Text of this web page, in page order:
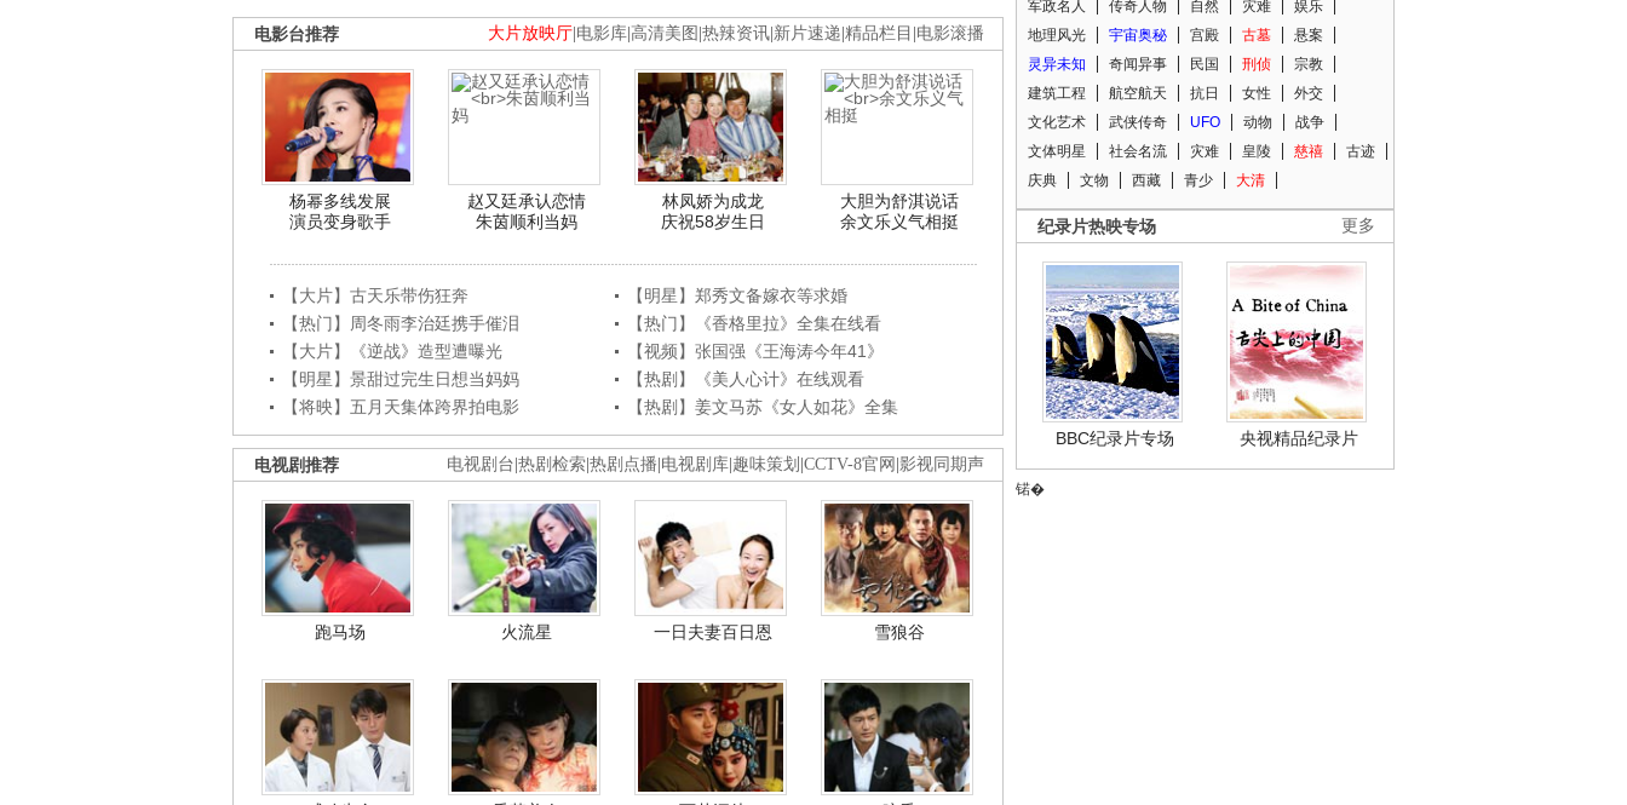
大片放映厅 电影库 高清美图 热辣资讯 新片速递 精品栏目 电影滚播
电影台推荐
杨幂多线发展
演员变身歌手
赵又廷承认恋情
朱茵顺利当妈
林凤娇为成龙
庆祝58岁生日
大胆为舒淇说话
余文乐义气相挺
【大片】古天乐带伤狂奔
【明星】郑秀文备嫁衣等求婚
【热门】周冬雨李治廷携手催泪
【热门】《香格里拉》全集在线看
【大片】《逆战》造型遭曝光
【视频】张国强《王海涛今年41》
【明星】景甜过完生日想当妈妈
【热剧】《美人心计》在线观看
【将映】五月天集体跨界拍电影
【热剧】姜文马苏《女人如花》全集
电视剧台 热剧检索 热剧点播 电视剧库 趣味策划 CCTV-8官网 影视同期声
电视剧推荐
跑马场 火流星 一日夫妻百日恩 雪狼谷
军政名人
传奇人物 自然 灾难
娱乐
地理风光
宇宙奥秘 宫殿 古墓
悬案
灵异未知
奇闻异事 民国 刑侦
宗教
建筑工程
航空航天 抗日 女性
外交
文化艺术
武侠传奇 UFO 动物
战争
文体明星
社会名流 灾难 皇陵 慈禧
古迹
庆典
文物 西藏 青少 大清
更多
纪录片热映专场
BBC纪录片专场 央视精品纪录片
锘�